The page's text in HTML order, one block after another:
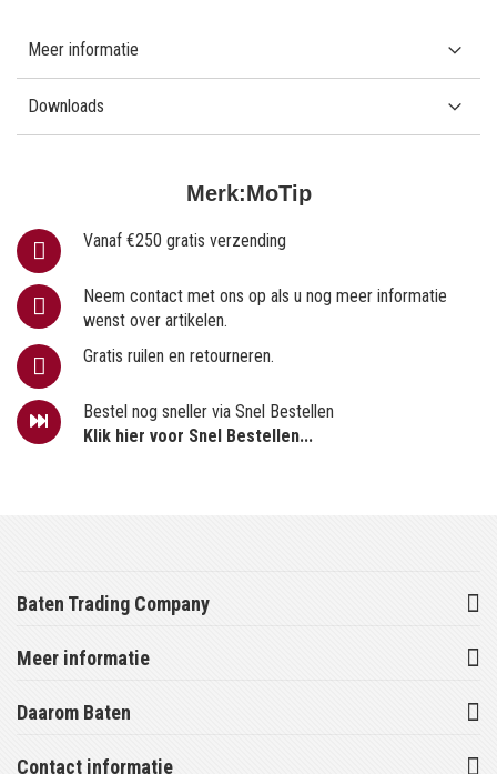
Merk:MoTip
Vanaf €250 gratis verzending
Neem contact met ons op als u nog meer informatie
wenst over artikelen.
Gratis ruilen en retourneren.
Bestel nog sneller via Snel Bestellen
Klik hier voor Snel Bestellen...
Meer informatie
Downloads
Baten Trading Company
Meer informatie
Daarom Baten
Contact informatie